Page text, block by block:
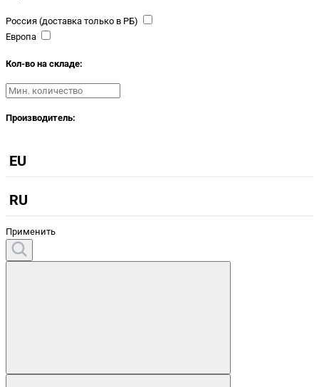
Россия (доставка только в РБ)
Европа
Кол-во на складе:
Производитель:
EU
RU
Применить